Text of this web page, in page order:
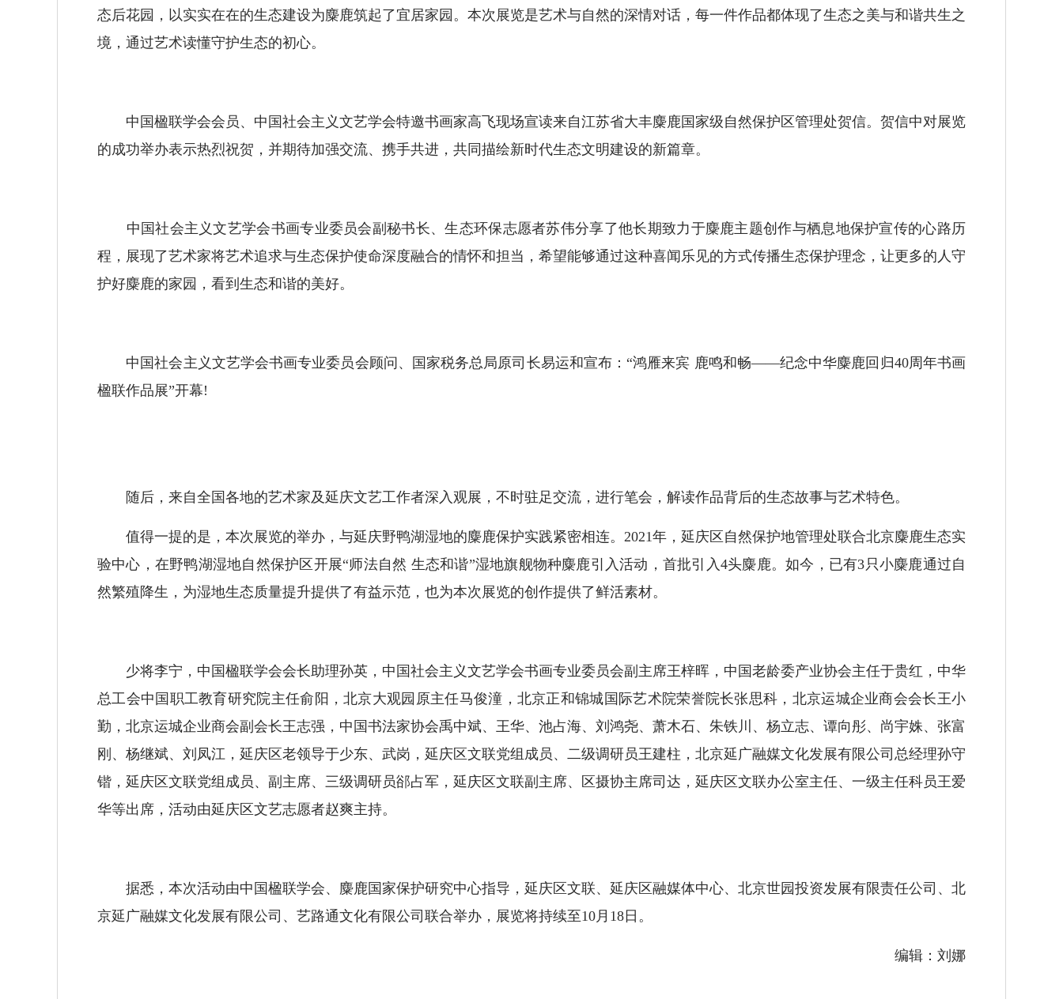
态后花园，以实实在在的生态建设为麋鹿筑起了宜居家园。本次展览是艺术与自然的深情对话，每一件作品都体现了生态之美与和谐共生之
境，通过艺术读懂守护生态的初心。
中国楹联学会会员、中国社会主义文艺学会特邀书画家高飞现场宣读来自江苏省大丰麋鹿国家级自然保护区管理处贺信。贺信中对展览
的成功举办表示热烈祝贺，并期待加强交流、携手共进，共同描绘新时代生态文明建设的新篇章。
中国社会主义文艺学会书画专业委员会副秘书长、生态环保志愿者苏伟分享了他长期致力于麋鹿主题创作与栖息地保护宣传的心路历
程，展现了艺术家将艺术追求与生态保护使命深度融合的情怀和担当，希望能够通过这种喜闻乐见的方式传播生态保护理念，让更多的人守
护好麋鹿的家园，看到生态和谐的美好。
中国社会主义文艺学会书画专业委员会顾问、国家税务总局原司长易运和宣布：“鸿雁来宾 鹿鸣和畅——纪念中华麋鹿回归40周年书画
楹联作品展”开幕!
随后，来自全国各地的艺术家及延庆文艺工作者深入观展，不时驻足交流，进行笔会，解读作品背后的生态故事与艺术特色。
值得一提的是，本次展览的举办，与延庆野鸭湖湿地的麋鹿保护实践紧密相连。2021年，延庆区自然保护地管理处联合北京麋鹿生态实
验中心，在野鸭湖湿地自然保护区开展“师法自然 生态和谐”湿地旗舰物种麋鹿引入活动，首批引入4头麋鹿。如今，已有3只小麋鹿通过自
然繁殖降生，为湿地生态质量提升提供了有益示范，也为本次展览的创作提供了鲜活素材。
少将李宁，中国楹联学会会长助理孙英，中国社会主义文艺学会书画专业委员会副主席王梓晖，中国老龄委产业协会主任于贵红，中华
总工会中国职工教育研究院主任俞阳，北京大观园原主任马俊潼，北京正和锦城国际艺术院荣誉院长张思科，北京运城企业商会会长王小
勤，北京运城企业商会副会长王志强，中国书法家协会禹中斌、王华、池占海、刘鸿尧、萧木石、朱铁川、杨立志、谭向彤、尚宇姝、张富
刚、杨继斌、刘凤江，延庆区老领导于少东、武岗，延庆区文联党组成员、二级调研员王建柱，北京延广融媒文化发展有限公司总经理孙守
锴，延庆区文联党组成员、副主席、三级调研员郤占军，延庆区文联副主席、区摄协主席司达，延庆区文联办公室主任、一级主任科员王爱
华等出席，活动由延庆区文艺志愿者赵爽主持。
据悉，本次活动由中国楹联学会、麋鹿国家保护研究中心指导，延庆区文联、延庆区融媒体中心、北京世园投资发展有限责任公司、北
京延广融媒文化发展有限公司、艺路通文化有限公司联合举办，展览将持续至10月18日。
编辑：刘娜